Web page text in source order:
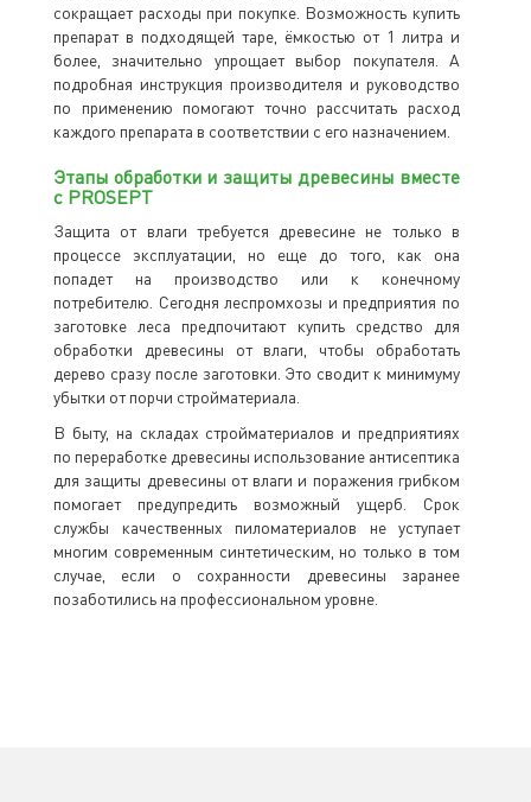
сокращает расходы при покупке. Возможность купить
препарат в подходящей таре, ёмкостью от 1 литра и
более, значительно упрощает выбор покупателя. А
подробная инструкция производителя и руководство
по применению помогают точно рассчитать расход
каждого препарата в соответствии с его назначением.
Этапы обработки и защиты древесины вместе
с PROSEPT
Защита от влаги требуется древесине не только в
процессе эксплуатации, но еще до того, как она
попадет на производство или к конечному
потребителю. Сегодня леспромхозы и предприятия по
заготовке леса предпочитают купить средство для
обработки древесины от влаги, чтобы обработать
дерево сразу после заготовки. Это сводит к минимуму
убытки от порчи стройматериала.
В быту, на складах стройматериалов и предприятиях
по переработке древесины использование антисептика
для защиты древесины от влаги и поражения грибком
помогает предупредить возможный ущерб. Срок
службы качественных пиломатериалов не уступает
многим современным синтетическим, но только в том
случае, если о сохранности древесины заранее
позаботились на профессиональном уровне.